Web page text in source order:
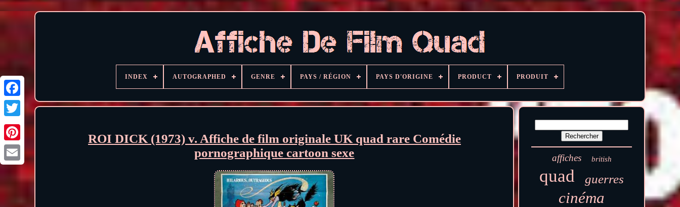
INDEX AUTOGRAPHED GENRE PAYS / RÉGION PAYS D'ORIGINE PRODUCT PRODUIT
ROI DICK (1973) v. Affiche de film originale UK quad rare Comédie
pornographique cartoon sexe
affiches british
quad guerres
cinéma